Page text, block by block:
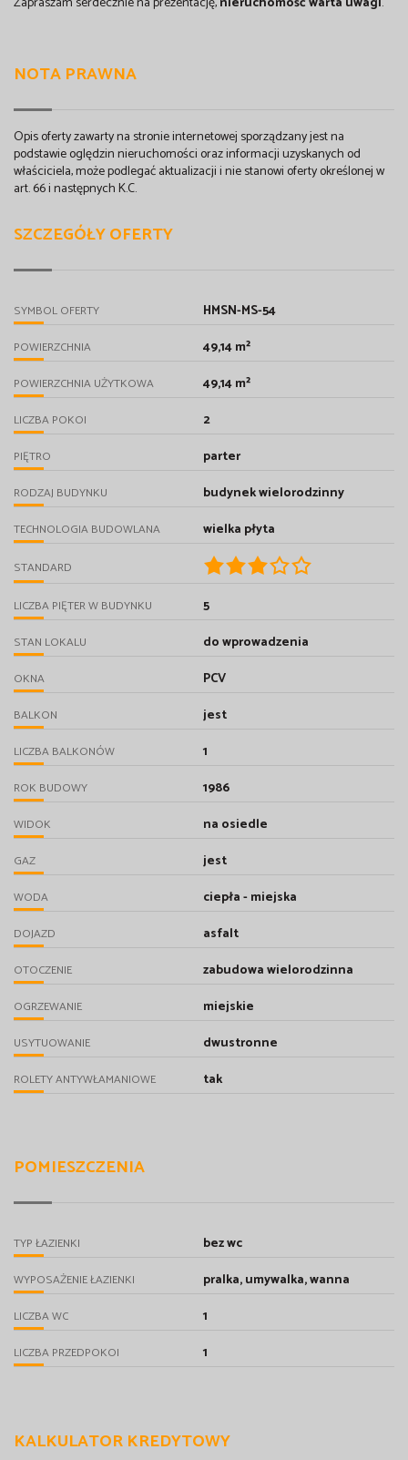
NOTA PRAWNA
Opis oferty zawarty na stronie internetowej sporządzany jest na
podstawie oględzin nieruchomości oraz informacji uzyskanych od
właściciela, może podlegać aktualizacji i nie stanowi oferty określonej w
art. 66 i następnych K.C.
SZCZEGÓŁY OFERTY
SYMBOL OFERTY HMSN-MS-54
POWIERZCHNIA 49,14 m²
POWIERZCHNIA UŻYTKOWA 49,14 m²
LICZBA POKOI 2
PIĘTRO parter
RODZAJ BUDYNKU budynek wielorodzinny
TECHNOLOGIA BUDOWLANA wielka płyta
STANDARD
LICZBA PIĘTER W BUDYNKU 5
STAN LOKALU do wprowadzenia
OKNA PCV
BALKON jest
LICZBA BALKONÓW 1
ROK BUDOWY 1986
WIDOK na osiedle
GAZ jest
WODA ciepła - miejska
DOJAZD asfalt
OTOCZENIE zabudowa wielorodzinna
OGRZEWANIE miejskie
USYTUOWANIE dwustronne
ROLETY ANTYWŁAMANIOWE tak
POMIESZCZENIA
TYP ŁAZIENKI bez wc
WYPOSAŻENIE ŁAZIENKI pralka, umywalka, wanna
LICZBA WC 1
LICZBA PRZEDPOKOI 1
KALKULATOR KREDYTOWY